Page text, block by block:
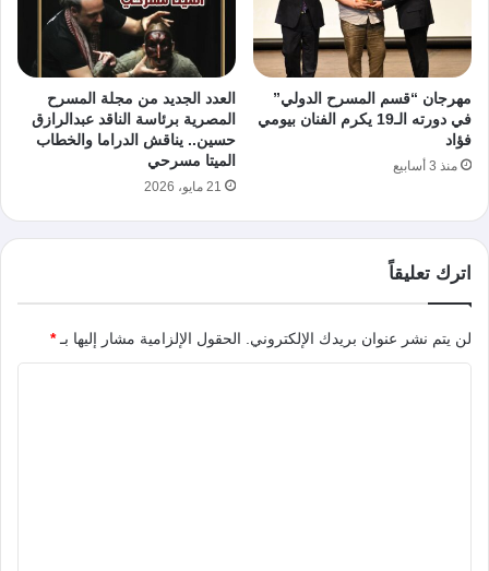
مهرجان “قسم المسرح الدولي”
في دورته الـ19 يكرم الفنان بيومي
فؤاد
منذ 3 أسابيع
العدد الجديد من مجلة المسرح
المصرية برئاسة الناقد عبدالرازق
حسين.. يناقش الدراما والخطاب
الميتا مسرحي
21 مايو، 2026
اترك تعليقاً
لن يتم نشر عنوان بريدك الإلكتروني. الحقول الإلزامية مشار إليها بـ*